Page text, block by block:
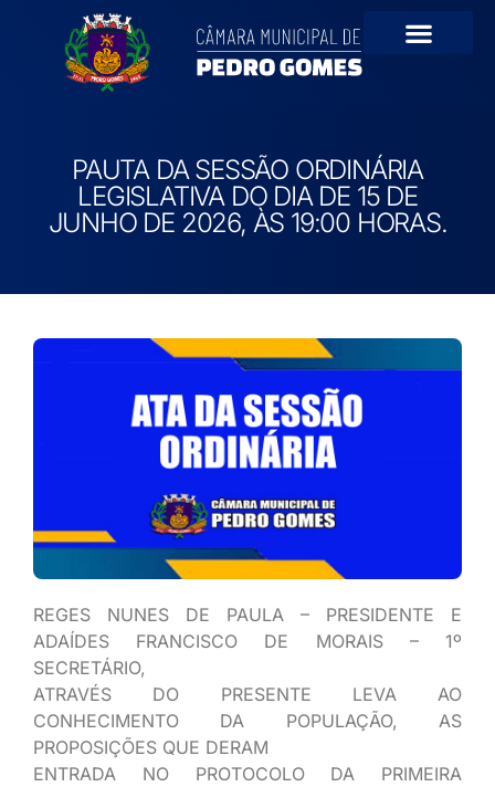
PAUTA DA SESSÃO ORDINÁRIA
LEGISLATIVA DO DIA DE 15 DE
JUNHO DE 2026, ÀS 19:00 HORAS.
REGES NUNES DE PAULA – PRESIDENTE E
ADAÍDES FRANCISCO DE MORAIS – 1º
SECRETÁRIO,
ATRAVÉS DO PRESENTE LEVA AO
CONHECIMENTO DA POPULAÇÃO, AS
PROPOSIÇÕES QUE DERAM
ENTRADA NO PROTOCOLO DA PRIMEIRA